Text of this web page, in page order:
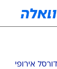
אירופי